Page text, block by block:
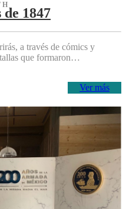
H
1847
a través de cómics y
que formaron…
Ver más